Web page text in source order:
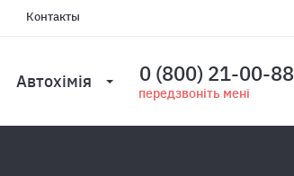
Контакты
Автохімія 0 (800) 21-00-88
передзвоніть мені